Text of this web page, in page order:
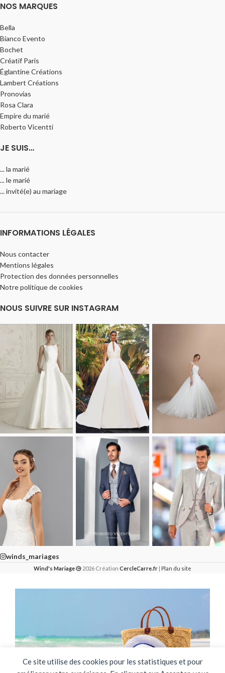
Ce site utilise des cookies pour les statistiques et pour
NOS MARQUES
Bella
Bianco Evento
Bochet
Créatif Paris
Églantine Créations
Lambert Créations
Pronovias
Rosa Clara
Empire du marié
Roberto Vicentti
JE SUIS…
... la marié
... le marié
... invité(e) au mariage
INFORMATIONS LÉGALES
Nous contacter
Mentions légales
Protection des données personnelles
Notre politique de cookies
NOUS SUIVRE SUR INSTAGRAM
winds_mariages
Wind's Mariage 2026 Création CercleCarre.fr Plan du site